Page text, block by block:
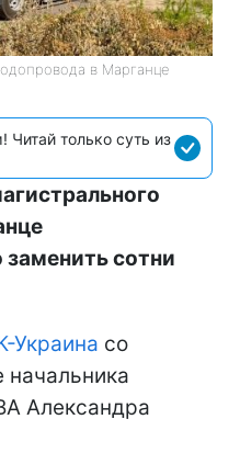
в Марганце
только суть из
сотни
Украина со
начальника
Александра